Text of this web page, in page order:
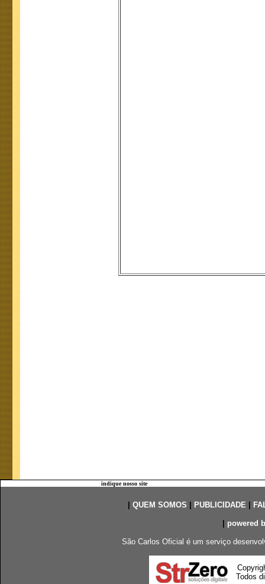
indique nosso site
QUEM SOMOS PUBLICIDADE|
powered
São Carlos Oficial é um serviço
Todos